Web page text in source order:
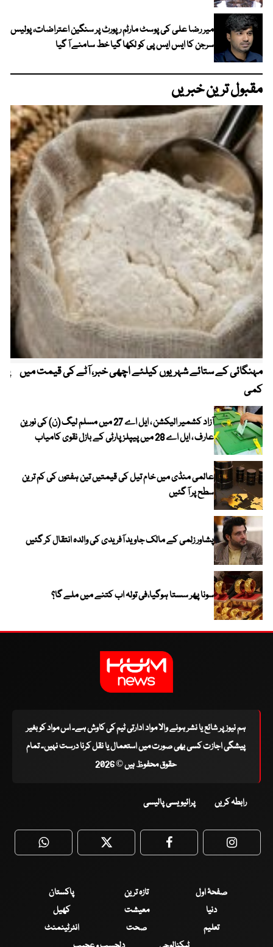
میر رضا علی کی پوسٹ مارٹم رپورٹ پر سنگین اعتراضات، پولیس
سرجن کا ایس ایس پی کو لکھا گیا خط سامنے آ گیا
مقبول ترین خبریں
مہنگائی کے ستائے شہریوں کیلئے اچھی خبر، آٹے کی قیمت میں
کمی
آزاد کشمیر الیکشن ، ایل اے 27 میں مسلم لیگ (ن) کی نورین
عارف ، ایل اے 28 میں پیپلز پارٹی کے بازل نقوی کامیاب
عالمی منڈی میں خام تیل کی قیمتیں تین ہفتوں کی کم ترین
سطح پر آ گئیں
پشاور زلمی کے مالک جاوید آفریدی کی والدہ انتقال کر گئیں
سونا پھر سستا ہوگیا،فی تولہ اب کتنے میں ملے گا؟
ہم نیوز پر شائع یا نشر ہونے والا مواد ادارتی ٹیم کی کاوش ہے۔ اس مواد کو بغیر
پیشگی اجازت کسی بھی صورت میں استعمال یا نقل کرنا درست نہیں۔ تمام
حقوق محفوظ ہیں © 2026
رابطہ کریں پرائیویسی پالیسی
WhatsApp Twitter Facebook
صفحۂ اول تازہ ترین
پاکستان
دنیا
معیشت
کھیل
تعلیم
صحت
انٹرٹینمنٹ